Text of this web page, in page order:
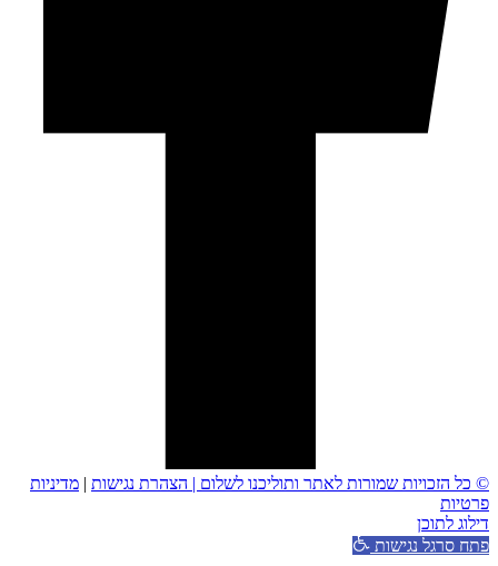
© כל הזכויות שמורות לאתר ותוליכנו לשלום | הצהרת נגישות | מדיניות
פרטיות
דילוג לתוכן
פתח סרגל נגישות